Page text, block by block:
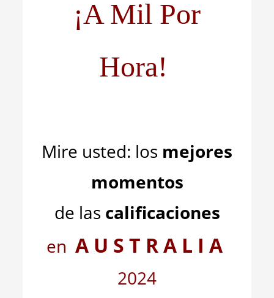
¡A Mil Por
Hora!
Mire usted: los mejores
momentos
de las calificaciones
en A U S T R A L I A
2024